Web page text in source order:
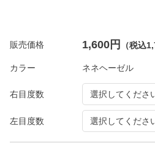
販売価格 1,600円 （税込
カラー
右目度数
左目度数